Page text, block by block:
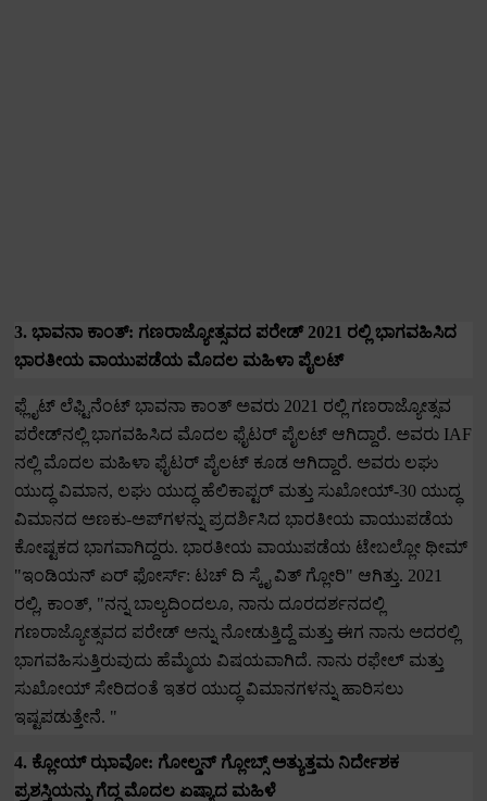
3.ಭಾವನಾ ಕಾಂತ್: ಗಣರಾಜ್ಯೋತ್ಸವದ ಪರೇಡ್ 2021 ರಲ್ಲಿ ಭಾಗವಹಿಸಿದ
ಭಾರತೀಯ ವಾಯುಪಡೆಯ ಮೊದಲ ಮಹಿಳಾ ಪೈಲಟ್
ಫ್ಲೈಟ್ ಲೆಫ್ಟಿನೆಂಟ್ ಭಾವನಾ ಕಾಂತ್ ಅವರು 2021 ರಲ್ಲಿ ಗಣರಾಜ್ಯೋತ್ಸವ
ಪರೇಡ್‌ನಲ್ಲಿ ಭಾಗವಹಿಸಿದ ಮೊದಲ ಫೈಟರ್ ಪೈಲಟ್ ಆಗಿದ್ದಾರೆ. ಅವರು IAF
ನಲ್ಲಿ ಮೊದಲ ಮಹಿಳಾ ಫೈಟರ್ ಪೈಲಟ್ ಕೂಡ ಆಗಿದ್ದಾರೆ. ಅವರು ಲಘು
ಯುದ್ಧ ವಿಮಾನ, ಲಘು ಯುದ್ಧ ಹೆಲಿಕಾಪ್ಟರ್ ಮತ್ತು ಸುಖೋಯ್-30 ಯುದ್ಧ
ವಿಮಾನದ ಅಣಕು-ಅಪ್‌ಗಳನ್ನು ಪ್ರದರ್ಶಿಸಿದ ಭಾರತೀಯ ವಾಯುಪಡೆಯ
ಕೋಷ್ಟಕದ ಭಾಗವಾಗಿದ್ದರು. ಭಾರತೀಯ ವಾಯುಪಡೆಯ ಟೇಬಲ್ಲೋ ಥೀಮ್
"ಇಂಡಿಯನ್ ಏರ್ ಫೋರ್ಸ್: ಟಚ್ ದಿ ಸ್ಕೈ ವಿತ್ ಗ್ಲೋರಿ" ಆಗಿತ್ತು. 2021
ರಲ್ಲಿ, ಕಾಂತ್, "ನನ್ನ ಬಾಲ್ಯದಿಂದಲೂ, ನಾನು ದೂರದರ್ಶನದಲ್ಲಿ
ಗಣರಾಜ್ಯೋತ್ಸವದ ಪರೇಡ್ ಅನ್ನು ನೋಡುತ್ತಿದ್ದೆ ಮತ್ತು ಈಗ ನಾನು ಅದರಲ್ಲಿ
ಭಾಗವಹಿಸುತ್ತಿರುವುದು ಹೆಮ್ಮೆಯ ವಿಷಯವಾಗಿದೆ. ನಾನು ರಫೇಲ್ ಮತ್ತು
ಸುಖೋಯ್ ಸೇರಿದಂತೆ ಇತರ ಯುದ್ಧ ವಿಮಾನಗಳನ್ನು ಹಾರಿಸಲು
ಇಷ್ಟಪಡುತ್ತೇನೆ. "
4. ಕ್ಲೋಯ್ ಝಾವೋ: ಗೋಲ್ಡನ್ ಗ್ಲೋಬ್ಸ್ ಅತ್ಯುತ್ತಮ ನಿರ್ದೇಶಕ
ಪ್ರಶಸ್ತಿಯನ್ನು ಗೆದ್ದ ಮೊದಲ ಏಷ್ಯಾದ ಮಹಿಳೆ